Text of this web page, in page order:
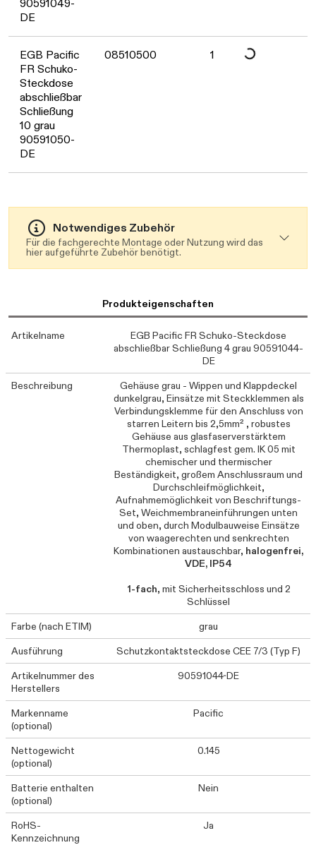
90591049-
DE
EGB Pacific
FR Schuko-
Steckdose
abschließbar
Schließung
10 grau
90591050-
DE
08510500 1
Notwendiges Zubehör
Für die fachgerechte Montage oder Nutzung wird das
hier aufgeführte Zubehör benötigt.
Produkteigenschaften
Artikelname
EGB Pacific FR Schuko-Steckdose
abschließbar Schließung 4 grau 90591044-
DE
Beschreibung
Gehäuse grau - Wippen und Klappdeckel
dunkelgrau, Einsätze mit Steckklemmen als
Verbindungsklemme für den Anschluss von
starren Leitern bis 2,5mm² , robustes
Gehäuse aus glasfaserverstärktem
Thermoplast, schlagfest gem. IK 05 mit
chemischer und thermischer
Beständigkeit, großem Anschlussraum und
Durchschleifmöglichkeit,
Aufnahmemöglichkeit von Beschriftungs-
Set, Weichmembraneinführungen unten
und oben, durch Modulbauweise Einsätze
von waagerechten und senkrechten
Kombinationen austauschbar, halogenfrei,
VDE, IP54
1-fach, mit Sicherheitsschloss und 2
Schlüssel
Farbe (nach ETIM)
grau
Ausführung
Schutzkontaktsteckdose CEE 7/3 (Typ F)
Artikelnummer des
Herstellers
90591044-DE
Markenname
(optional)
Pacific
Nettogewicht
(optional)
0.145
Batterie enthalten
(optional)
Nein
RoHS-
Kennzeichnung
Ja